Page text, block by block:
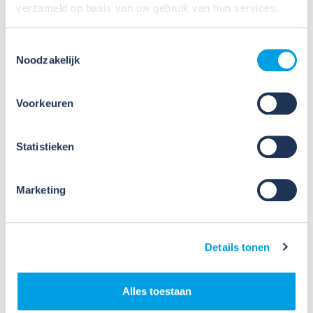
verzameld op basis van uw gebruik van hun services.
Noodzakelijk
Voorkeuren
Statistieken
Marketing
Details tonen
Alles toestaan
Maatregelen voor
zware windkracht
Werkgevers moeten ten alle tijden veiligheid
garanderen voor de werknemers wanneer zij
werken op hoogte met een zware windkracht.
Veiligheidscontroles en inspecties moeten
vóór aanvang van de werkzaamheden worden
uitgevoerd om de werkplek veilig te houden.